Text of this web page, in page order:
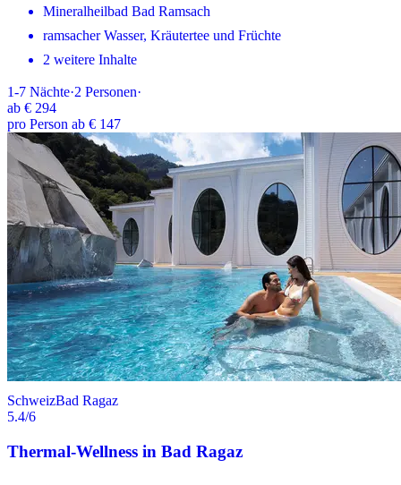
Mineralheilbad Bad Ramsach
ramsacher Wasser, Kräutertee und Früchte
2 weitere Inhalte
1-7 Nächte·2 Personen·
ab € 294
pro Person ab € 147
SchweizBad Ragaz
5.4/6
Thermal-Wellness in Bad Ragaz